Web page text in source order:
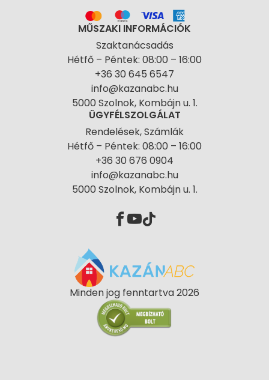
MŰSZAKI INFORMÁCIÓK
Szaktanácsadás
Hétfő – Péntek: 08:00 – 16:00
+36 30 645 6547
info@kazanabc.hu
5000 Szolnok, Kombájn u. 1.
ÜGYFÉLSZOLGÁLAT
Rendelések, Számlák
Hétfő – Péntek: 08:00 – 16:00
+36 30 676 0904
info@kazanabc.hu
5000 Szolnok, Kombájn u. 1.
Minden jog fenntartva 2026